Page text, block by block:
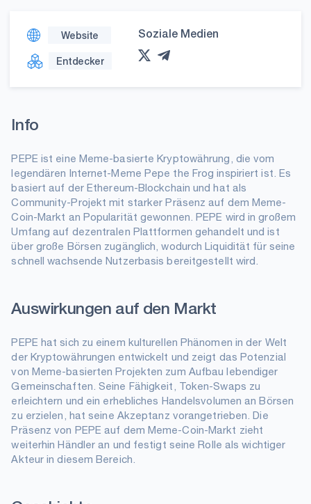
Website
Entdecker
Soziale Medien
Info
PEPE ist eine Meme-basierte Kryptowährung, die vom
legendären Internet-Meme Pepe the Frog inspiriert ist. Es
basiert auf der Ethereum-Blockchain und hat als
Community-Projekt mit starker Präsenz auf dem Meme-
Coin-Markt an Popularität gewonnen. PEPE wird in großem
Umfang auf dezentralen Plattformen gehandelt und ist
über große Börsen zugänglich, wodurch Liquidität für seine
schnell wachsende Nutzerbasis bereitgestellt wird.
Auswirkungen auf den Markt
PEPE hat sich zu einem kulturellen Phänomen in der Welt
der Kryptowährungen entwickelt und zeigt das Potenzial
von Meme-basierten Projekten zum Aufbau lebendiger
Gemeinschaften. Seine Fähigkeit, Token-Swaps zu
erleichtern und ein erhebliches Handelsvolumen an Börsen
zu erzielen, hat seine Akzeptanz vorangetrieben. Die
Präsenz von PEPE auf dem Meme-Coin-Markt zieht
weiterhin Händler an und festigt seine Rolle als wichtiger
Akteur in diesem Bereich.